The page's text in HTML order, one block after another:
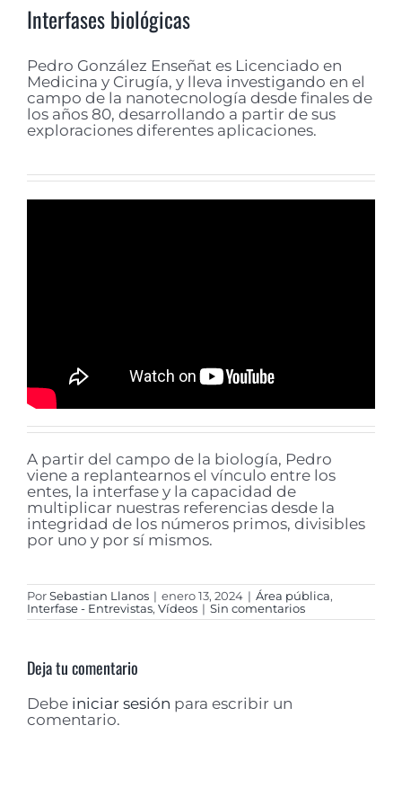
Interfases biológicas
Pedro González Enseñat es Licenciado en
Medicina y Cirugía, y lleva investigando en el
campo de la nanotecnología desde finales de
los años 80, desarrollando a partir de sus
exploraciones diferentes aplicaciones.
A partir del campo de la biología, Pedro
viene a replantearnos el vínculo entre los
entes, la interfase y la capacidad de
multiplicar nuestras referencias desde la
integridad de los números primos, divisibles
por uno y por sí mismos.
PorSebastian Llanos | enero 13, 2024 | Área pública,
Interfase - Entrevistas, Vídeos | Sin comentarios
Deja tu comentario
Debe iniciar sesión para escribir un
comentario.